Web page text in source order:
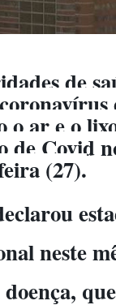
de
o ar e o
Covid
(27).
neste